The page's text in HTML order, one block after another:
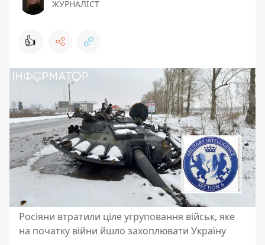
ЖУРНАЛІСТ
👍
Росіяни втратили ціле угруповання військ, яке
на початку війни йшло захоплювати Україну